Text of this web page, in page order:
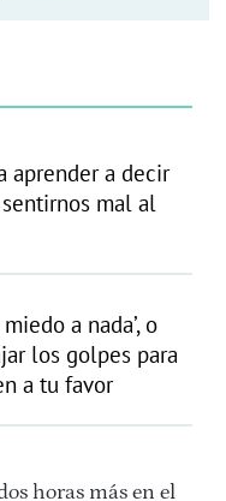
aprender a decir
mal al
a nada’, o
los golpes para
a tu favor
horas más en el